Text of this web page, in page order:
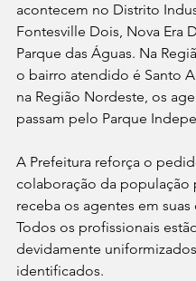
acontecem no Distrito
Fontesville Dois, Nova Era
Parque das Águas. Na
o bairro atendido é Santo
na Região Nordeste, os
passam pelo Parque
A Prefeitura reforça o
colaboração da população
receba os agentes em suas
Todos os profissionais
devidamente
identificados.